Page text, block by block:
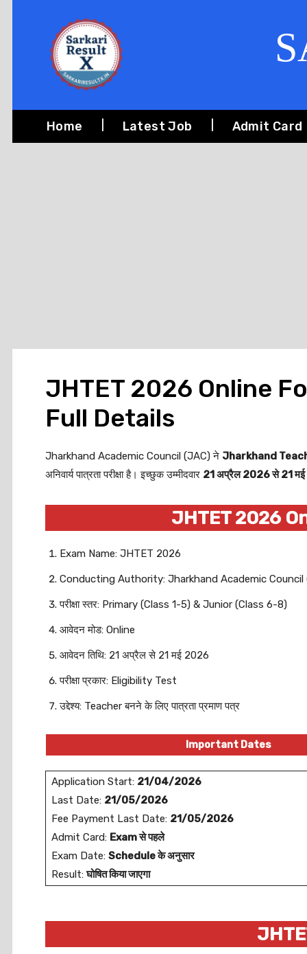
Home Latest Job Admit Card
JHTET 2026 Online
Full Details
Jharkhand Academic Council (JAC) ने Jharkhand
अनिवार्य पात्रता परीक्षा है। इच्छुक उम्मीदवार 21 अप्रैल 2026 से 21
JHTET 2026
Exam Name: JHTET 2026
Conducting Authority: Jharkhand Academic Council
परीक्षा स्तर: Primary (Class 1-5) & Junior (Class 6-8)
आवेदन मोड: Online
आवेदन तिथि: 21 अप्रैल से 21 मई 2026
परीक्षा प्रकार: Eligibility Test
उद्देश्य: Teacher बनने के लिए पात्रता प्रमाण पत्र
Important Dates
Application Start: 21/04/2026
Last Date: 21/05/2026
Fee Payment Last Date: 21/05/2026
Admit Card: Exam से पहले
Exam Date: Schedule के अनुसार
Result:घोषित किया जाएगा